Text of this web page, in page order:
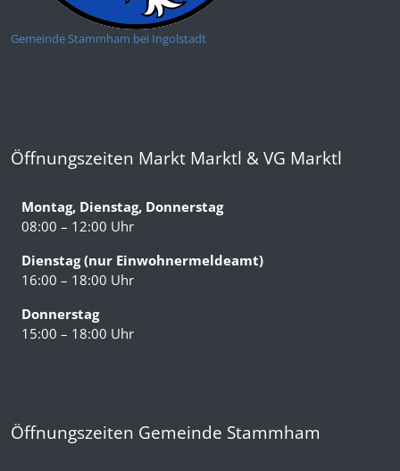
Gemeinde Stammham bei Ingolstadt
Öffnungszeiten Markt Marktl & VG Marktl
Montag, Dienstag, Donnerstag
08:00 – 12:00 Uhr
Dienstag (nur Einwohnermeldeamt)
16:00 – 18:00 Uhr
Donnerstag
15:00 – 18:00 Uhr
Öffnungszeiten Gemeinde Stammham